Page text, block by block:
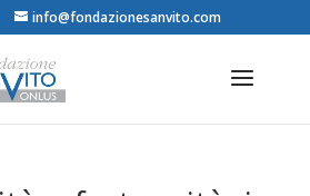
info@fondazionesanvito.com